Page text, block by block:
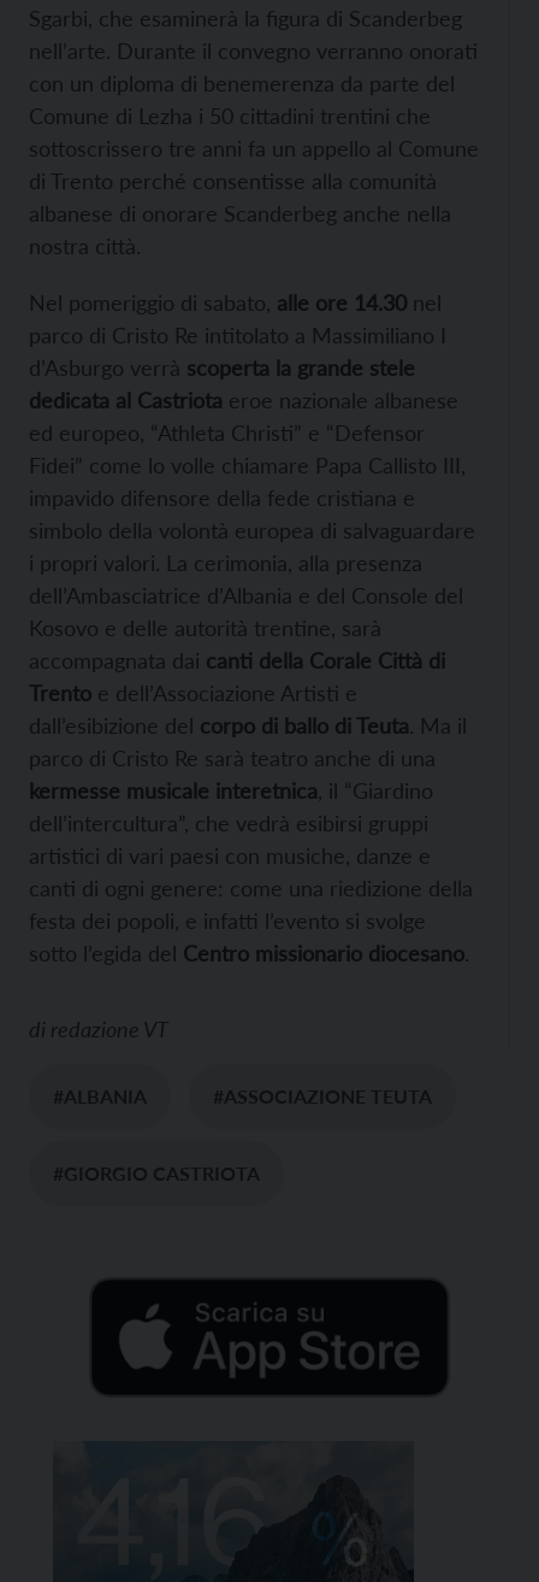
Sgarbi, che esaminerà la figura di Scanderbeg
nell’arte. Durante il convegno verranno onorati
con un diploma di benemerenza da parte del
Comune di Lezha i 50 cittadini trentini che
sottoscrissero tre anni fa un appello al Comune
di Trento perché consentisse alla comunità
albanese di onorare Scanderbeg anche nella
nostra città.
Nel pomeriggio di sabato, alle ore 14.30 nel
parco di Cristo Re intitolato a Massimiliano I
d’Asburgo verrà scoperta la grande stele
dedicata al Castriota eroe nazionale albanese
ed europeo, “Athleta Christi” e “Defensor
Fidei” come lo volle chiamare Papa Callisto III,
impavido difensore della fede cristiana e
simbolo della volontà europea di salvaguardare
i propri valori. La cerimonia, alla presenza
dell’Ambasciatrice d’Albania e del Console del
Kosovo e delle autorità trentine, sarà
accompagnata dai canti della Corale Città di
Trento e dell’Associazione Artisti e
dall’esibizione del corpo di ballo di Teuta. Ma il
parco di Cristo Re sarà teatro anche di una
kermesse musicale interetnica , il “Giardino
dell’intercultura”, che vedrà esibirsi gruppi
artistici di vari paesi con musiche, danze e
canti di ogni genere: come una riedizione della
festa dei popoli, e infatti l’evento si svolge
sotto l’egida del Centro missionario diocesano.
di redazione VT
#ALBANIA #ASSOCIAZIONE TEUTA
#GIORGIO CASTRIOTA